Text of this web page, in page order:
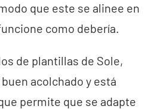
que este se alinee en
como debería.
de plantillas de Sole,
acolchado y está
permite que se adapte